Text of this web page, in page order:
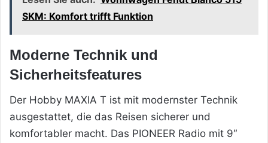
SKM: Komfort trifft Funktion
Moderne Technik und
Sicherheitsfeatures
Der Hobby MAXIA T ist mit modernster Technik
ausgestattet, die das Reisen sicherer und
komfortabler macht. Das PIONEER Radio mit 9″